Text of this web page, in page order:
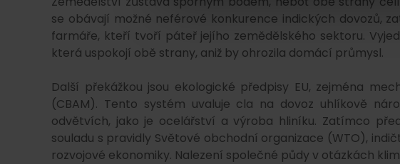
se obávají možné neférové konkurence indických dovozů,
farmáře, kteří tvoří páteř jejího zemědělského sektoru.
která uspokojí obě strany, aniž by ohrozila domácí průmysl.
Další překážkou jsou ekologické předpisy EU, zejména
(CBAM). Tento systém uvaluje cla na dovoz uhlíkově
odvětvích, jako je ocelářství a výroba hliníku. Zatímco
souladu s pravidly Světové obchodní organizace (WTO),
rozvojové ekonomiky. Nalezení společné půdy v otázkách